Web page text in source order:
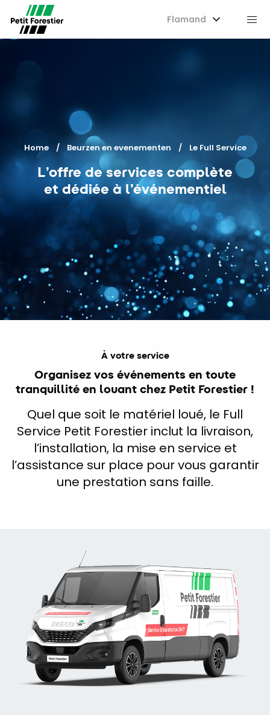
Flamand
Home Beurzen en evenementen Current:
Le Full Service
L’offre de services complète
et dédiée à l’événementiel
À votre service
Organisez vos événements en toute
tranquillité en louant chez Petit Forestier !
Quel que soit le matériel loué, le Full
Service Petit Forestier inclut la livraison,
l’installation, la mise en service et
l’assistance sur place pour vous garantir
une prestation sans faille.